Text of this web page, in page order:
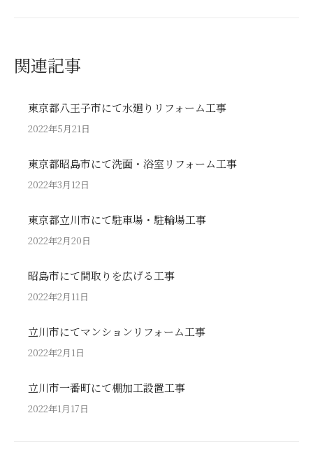
関連記事
東京都八王子市にて水廻りリフォーム工事
2022年5月21日
東京都昭島市にて洗面・浴室リフォーム工事
2022年3月12日
東京都立川市にて駐車場・駐輪場工事
2022年2月20日
昭島市にて間取りを広げる工事
2022年2月11日
立川市にてマンションリフォーム工事
2022年2月1日
立川市一番町にて棚加工設置工事
2022年1月17日